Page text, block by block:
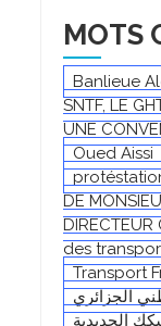
MOTS
Banlieue
SNTF, LE
UNE
Oued Aissi
DE
DIRECTEUR
des
Transport
الجزائري
الحديدية